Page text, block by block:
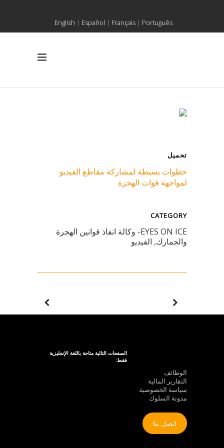
English | Español | Français| Português
تحميل
خطوات بسيطة لمشاركة مقاطع الفيديو
لمواجهة قوات الهجرة
CATEGORY
EYES ON ICE- وكالة انفاذ قوانين الهجرة
والجمارك, الفيديو
الصفحات التالية متاحة باللغة الإنجليزية
فقط:
الوظائف
التقارير المالية
سياسة الخصوصية
مدونة السلوك
اتصل بنا